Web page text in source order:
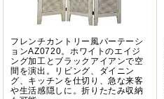
フレンチカントリー風パーテーシ
ョンAZ0720。ホワイトのエイジ
ング加工とブラックアイアンで空
間を演出。リビング、ダイニン
グ、キッチンを仕切り、急な来客
や生活感隠しに。折りたたみ収納